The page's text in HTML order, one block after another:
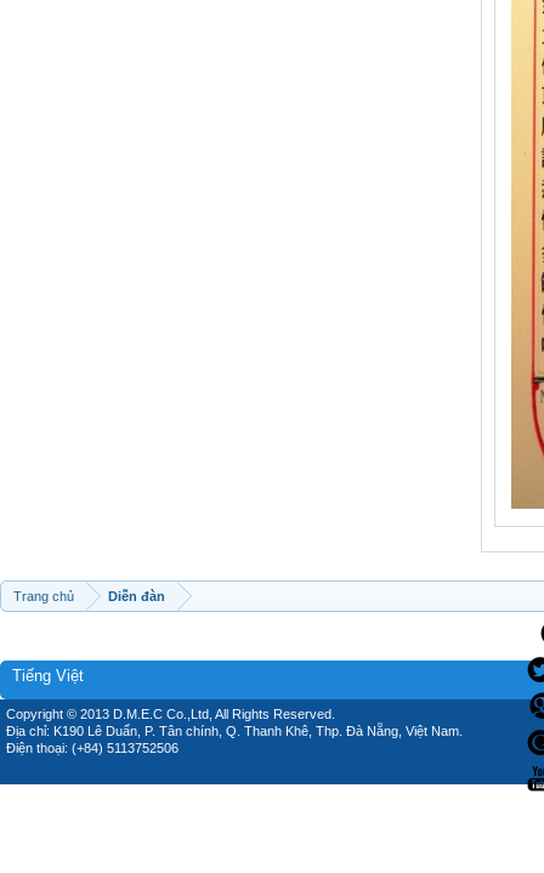
Trang chủ Diễn đàn
Tiếng Việt
Copyright © 2013 D.M.E.C Co.,Ltd, All Rights Reserved.
Địa chỉ: K190 Lê Duẩn, P. Tân chính, Q. Thanh Khê, Thp. Đà Nẵng, Việt Nam.
Điện thoại: (+84) 5113752506